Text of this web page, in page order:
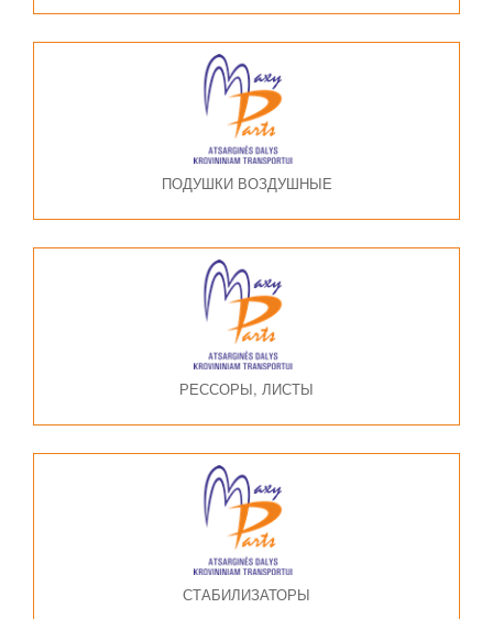
ПОДУШКИ ВОЗДУШНЫЕ
РЕССОРЫ, ЛИСТЫ
СТАБИЛИЗАТОРЫ